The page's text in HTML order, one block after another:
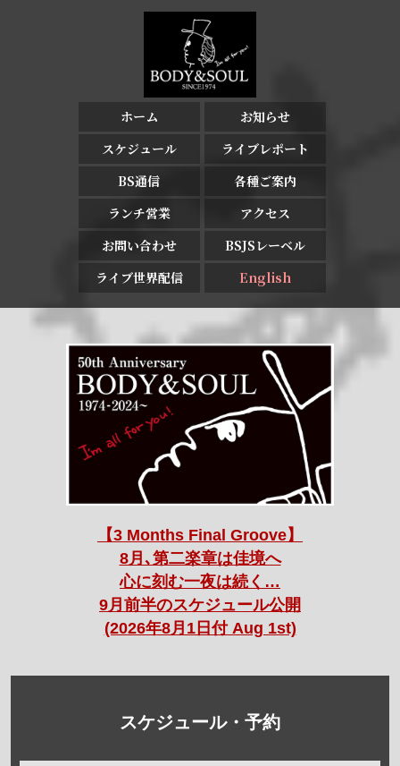
ホーム
お知らせ
スケジュール
ライブレポート
BS通信
各種ご案内
ランチ営業
アクセス
お問い合わせ
BSJSレーベル
ライブ世界配信
English
【3 Months Final Groove】
8月､第二楽章は佳境へ
心に刻む一夜は続く…
9月前半のスケジュール公開
(2026年8月1日付 Aug 1st)
スケジュール・予約